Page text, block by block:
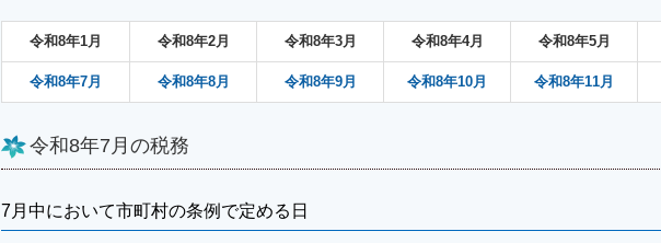
令和8年1月 令和8年2月 令和8年3月 令和8年4月 令和8年5月
令和8年7月 令和8年8月 令和8年9月 令和8年10月 令和8年11月
令和8年7月の税務
7月中において市町村の条例で定める日